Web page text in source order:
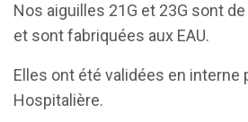
Nos aiguilles 21G et 23G sont
et sont fabriquées aux EAU.
Elles ont été validées en interne
Hospitalière.